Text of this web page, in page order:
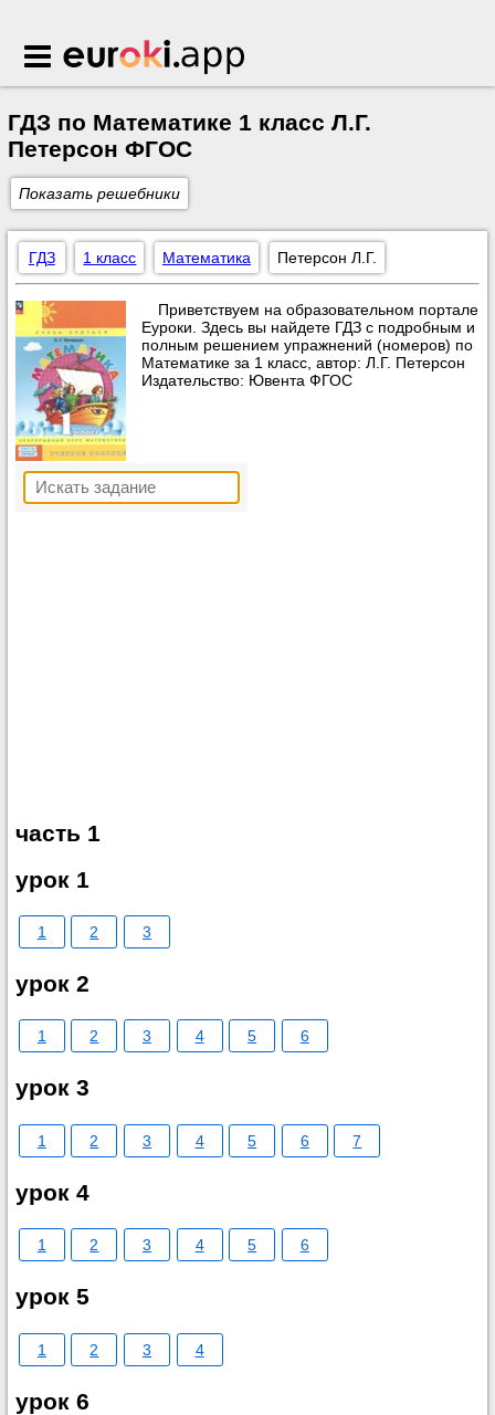
Euroki.app
ГДЗ по Математике 1 класс Л.Г.
Петерсон ФГОС
Показать решебники
ГДЗ 1 класс Математика Петерсон Л.Г.
Приветствуем на образовательном портале
Еуроки. Здесь вы найдете ГДЗ с подробным и
полным решением упражнений (номеров) по
Математике за 1 класс, автор: Л.Г. Петерсон
Издательство: Ювента ФГОС
часть 1
урок 1
1 2 3
урок 2
1 2 3 4 5 6
урок 3
1 2 3 4 5 6 7
урок 4
1 2 3 4 5 6
урок 5
1 2 3 4
урок 6